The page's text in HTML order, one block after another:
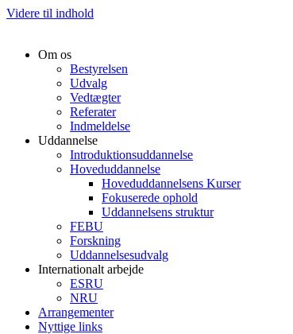
Videre til indhold
Om os
Bestyrelsen
Udvalg
Vedtægter
Referater
Indmeldelse
Uddannelse
Introduktionsuddannelse
Hoveduddannelse
Hoveduddannelsens Kurser
Fokuserede ophold
Uddannelsens struktur
FEBU
Forskning
Uddannelsesudvalg
Internationalt arbejde
ESRU
NRU
Arrangementer
Nyttige links